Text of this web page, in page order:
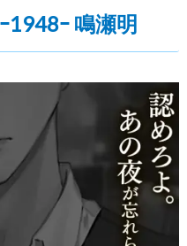
1948ｰ 鳴瀬明